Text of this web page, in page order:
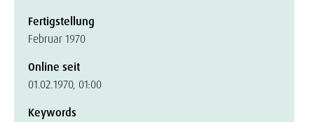
Fertigstellung
Februar 1970
Online seit
01.02.1970, 01:00
Keywords